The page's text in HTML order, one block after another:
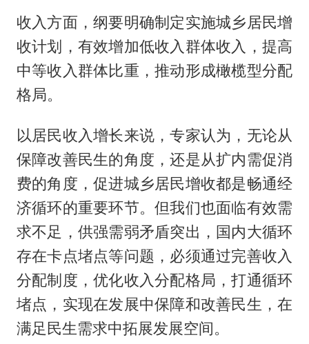
收入方面，纲要明确制定实施城乡居民增
收计划，有效增加低收入群体收入，提高
中等收入群体比重，推动形成橄榄型分配
格局。
以居民收入增长来说，专家认为，无论从
保障改善民生的角度，还是从扩内需促消
费的角度，促进城乡居民增收都是畅通经
济循环的重要环节。但我们也面临有效需
求不足，供强需弱矛盾突出，国内大循环
存在卡点堵点等问题，必须通过完善收入
分配制度，优化收入分配格局，打通循环
堵点，实现在发展中保障和改善民生，在
满足民生需求中拓展发展空间。